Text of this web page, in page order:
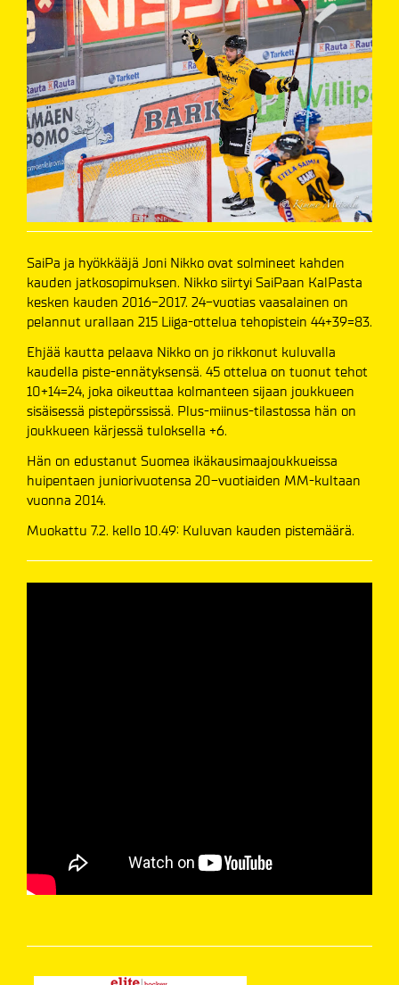
SaiPa ja hyökkääjä Joni Nikko ovat solmineet kahden
kauden jatkosopimuksen. Nikko siirtyi SaiPaan KalPasta
kesken kauden 2016-2017. 24-vuotias vaasalainen on
pelannut urallaan 215 Liiga-ottelua tehopistein 44+39=83.
Ehjää kautta pelaava Nikko on jo rikkonut kuluvalla
kaudella piste-ennätyksensä. 45 ottelua on tuonut tehot
10+14=24, joka oikeuttaa kolmanteen sijaan joukkueen
sisäisessä pistepörssissä. Plus-miinus-tilastossa hän on
joukkueen kärjessä tuloksella +6.
Hän on edustanut Suomea ikäkausimaajoukkueissa
huipentaen juniorivuotensa 20-vuotiaiden MM-kultaan
vuonna 2014.
Muokattu 7.2. kello 10.49: Kuluvan kauden pistemäärä.